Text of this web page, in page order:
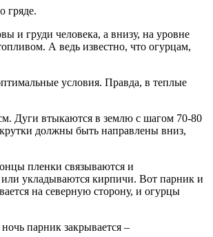
гряде.
и груди человека, а внизу, на уровне
А ведь известно, что огурцам,
условия. Правда, в теплые
Дуги втыкаются в землю с шагом 70-80
должны быть направлены вниз,
пленки связываются и
укладываются кирпичи. Вот парник и
на северную сторону, и огурцы
парник закрывается –